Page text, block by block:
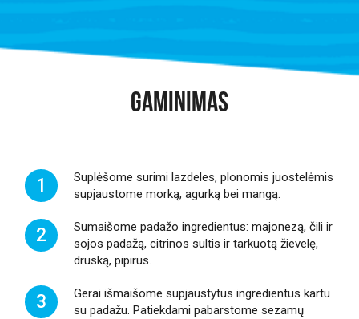
GAMINIMAS
1
Suplėšome surimi lazdeles, plonomis juostelėmis
supjaustome morką, agurką bei mangą.
2
Sumaišome padažo ingredientus: majonezą, čili ir
sojos padažą, citrinos sultis ir tarkuotą žievelę,
druską, pipirus.
3
Gerai išmaišome supjaustytus ingredientus kartu
su padažu. Patiekdami pabarstome sezamų